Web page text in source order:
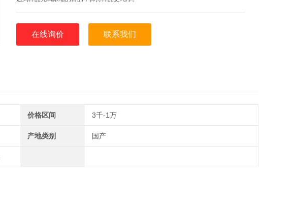
在线询价 联系我们
价格区间 3千-1万
产地类别 国产